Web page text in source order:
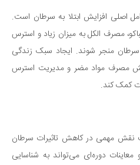
اصلی افزایش‌ ابتلا به سرطان است.
مصرف الکل به میزان زیاد و استرس
سرطان منجر شوند. ایجاد سبک زندگی
مصرف مواد مضر و مدیریت استرس
کمک کند.
نقش مهمی در کاهش تاثیرات سرطان
معاینات دوره‌ای می‌تواند به شناسایی